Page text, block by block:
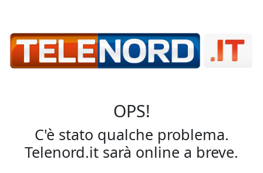
OPS!
C'è stato qualche problema.
Telenord.it sarà online a breve.